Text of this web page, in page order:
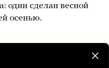
один сделан весной
осенью.